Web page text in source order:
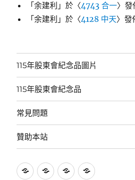
「余建利 」於〈4743 合一〉發
「余建利 」於〈4128 中天〉發
115年股東會紀念品圖片
115年股東會紀念品
常見問題
贊助本站
115
115
常
贊